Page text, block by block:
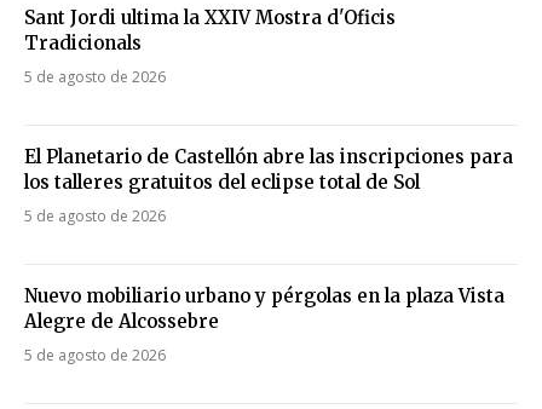
Sant Jordi ultima la XXIV Mostra d'Oficis
Tradicionals
5 de agosto de 2026
El Planetario de Castellón abre las inscripciones para
los talleres gratuitos del eclipse total de Sol
5 de agosto de 2026
Nuevo mobiliario urbano y pérgolas en la plaza Vista
Alegre de Alcossebre
5 de agosto de 2026